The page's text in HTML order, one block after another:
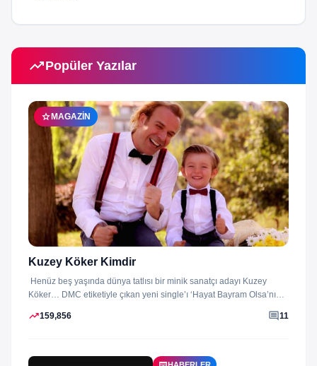
trending_upPopüler Yazılar
starMAGAZIN
Kuzey Köker Kimdir
Henüz beş yaşında dünya tatlısı bir minik sanatçı adayı Kuzey
Köker… DMC etiketiyle çıkan yeni single’ı ‘Hayat Bayram Olsa’nın
trending_up159,856 comment11